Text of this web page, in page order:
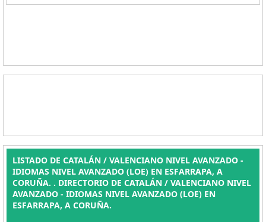
LISTADO DE CATALÁN / VALENCIANO NIVEL AVANZADO -
IDIOMAS NIVEL AVANZADO (LOE) EN ESFARRAPA, A
CORUÑA. . DIRECTORIO DE CATALÁN / VALENCIANO NIVEL
AVANZADO - IDIOMAS NIVEL AVANZADO (LOE) EN
ESFARRAPA, A CORUÑA.